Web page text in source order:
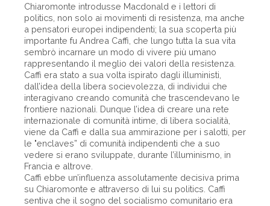
Chiaromonte introdusse Macdonald e i lettori di
politics, non solo ai movimenti di resistenza, ma anche
a pensatori europei indipendenti; la sua scoperta più
importante fu Andrea Caffi, che lungo tutta la sua vita
sembrò incarnare un modo di vivere più umano
rappresentando il meglio dei valori della resistenza.
Caffi era stato a sua volta ispirato dagli illuministi,
dall’idea della libera socievolezza, di individui che
interagivano creando comunità che trascendevano le
frontiere nazionali. Dunque l’idea di creare una rete
internazionale di comunità intime, di libera socialità,
viene da Caffi e dalla sua ammirazione per i salotti, per
le "enclaves” di comunità indipendenti che a suo
vedere si erano sviluppate, durante l’illuminismo, in
Francia e altrove.
Caffi ebbe un’influenza assolutamente decisiva prima
su Chiaromonte e attraverso di lui su politics. Caffi
sentiva che il sogno del socialismo comunitario era